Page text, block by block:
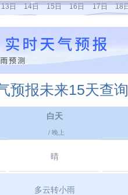
预报未来15天查询
白天
/ 晚上
晴
多云转小雨